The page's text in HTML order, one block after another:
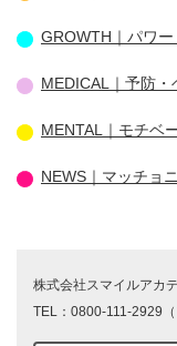
GROWTH｜パワー
MEDICAL｜予防・
MENTAL｜モチベ
NEWS｜マッチョ
株式会社スマイルアカ
TEL：0800-111-2929（